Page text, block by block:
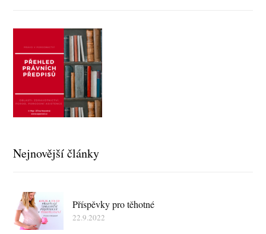
Nejnovější články
Příspěvky pro těhotné
22.9.2022